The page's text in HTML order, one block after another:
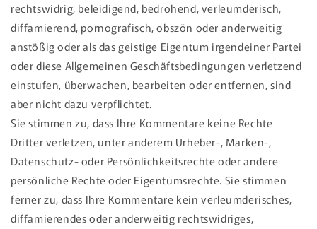
rechtswidrig, beleidigend, bedrohend, verleumderisch,
diffamierend, pornografisch, obszön oder anderweitig
anstößig oder als das geistige Eigentum irgendeiner Partei
oder diese Allgemeinen Geschäftsbedingungen verletzend
einstufen, überwachen, bearbeiten oder entfernen, sind
aber nicht dazu verpflichtet.
Sie stimmen zu, dass Ihre Kommentare keine Rechte
Dritter verletzen, unter anderem Urheber-, Marken-,
Datenschutz- oder Persönlichkeitsrechte oder andere
persönliche Rechte oder Eigentumsrechte. Sie stimmen
ferner zu, dass Ihre Kommentare kein verleumderisches,
diffamierendes oder anderweitig rechtswidriges,